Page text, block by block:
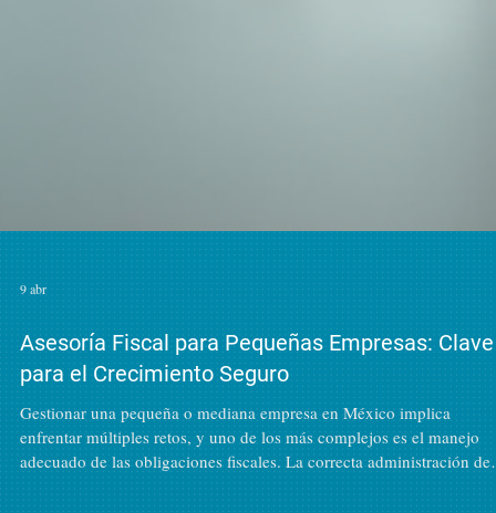
9 abr
Asesoría Fiscal para Pequeñas Empresas: Clave
para el Crecimiento Seguro
Gestionar una pequeña o mediana empresa en México implica
enfrentar múltiples retos, y uno de los más complejos es el manejo